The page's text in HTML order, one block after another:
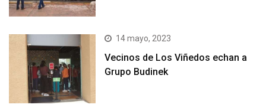
14 mayo, 2023
Vecinos de Los Viñedos echan a
Grupo Budinek